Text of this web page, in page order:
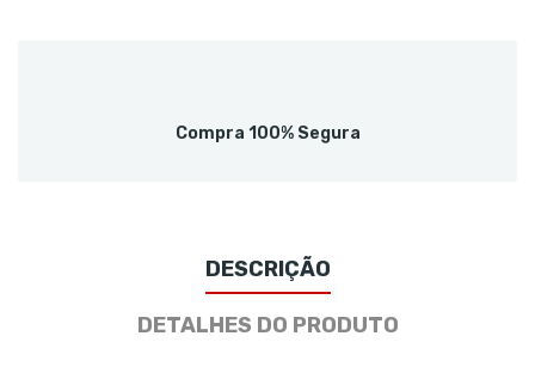
Compra 100% Segura
DESCRIÇÃO
DETALHES DO PRODUTO